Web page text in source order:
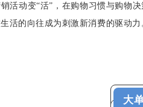
活动变“活”，在购物习惯与购物
活的向往成为刺激新消费的驱动力
大